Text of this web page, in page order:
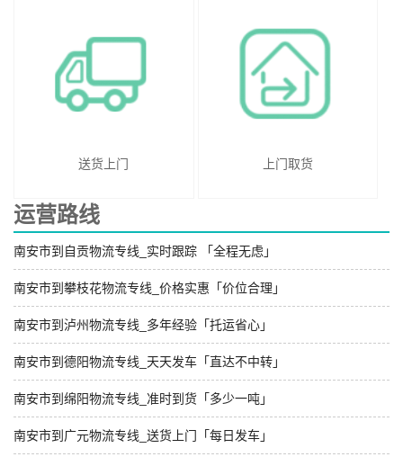
送货上门 上门取货
运营路线
南安市到自贡物流专线_实时跟踪 「全程无虑」
南安市到攀枝花物流专线_价格实惠「价位合理」
南安市到泸州物流专线_多年经验「托运省心」
南安市到德阳物流专线_天天发车「直达不中转」
南安市到绵阳物流专线_准时到货「多少一吨」
南安市到广元物流专线_送货上门「每日发车」